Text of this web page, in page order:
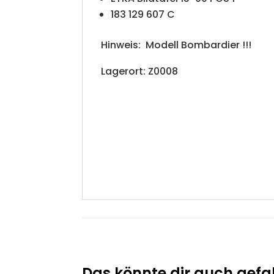
183 129 607 C
Hinweis: Modell Bombardier !!!
Lagerort: Z0008